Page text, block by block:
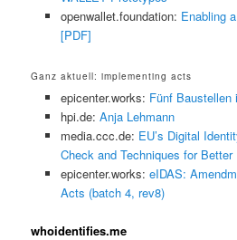
openwallet.foundation: Enabling
[PDF]
Ganz aktuell: implementing acts
epicenter.works: Fünf Baustellen
hpi.de: Anja Lehmann
media.ccc.de: EU’s Digital
Check and Techniques for Better
epicenter.works: eIDAS:
Acts (batch 4, rev8)
whoidentifies.me